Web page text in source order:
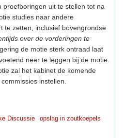
proefboringen uit te stellen tot na
studies naar andere
te zetten, inclusief bovengrondse
over de vorderingen te
de motie sterk ontraad laat
neer te leggen bij de motie.
zal het kabinet de komende
instellen.
Discussie
opslag in zoutkoepels